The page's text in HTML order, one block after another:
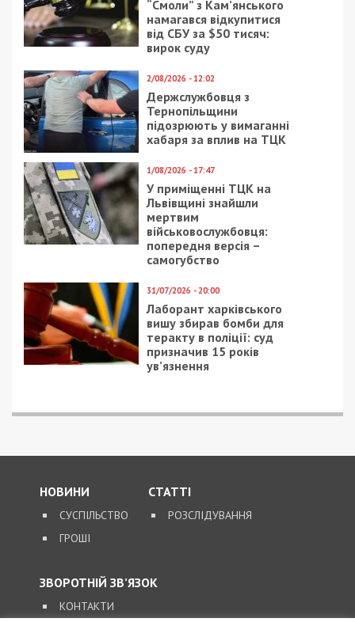
отримувати найсвіжіші новини під ними.
за останніми новинами!
Приєднатися
Читайте також
У Запоріжжі підприємець готував теракт
Следующая статья:
Голову Броварської РДА Майбоженка, що
збив 4 людей, відправили до СІЗО
СУСПІЛЬСТВО
В Днепре мошенники
личные данные
клиентов
“Днепровских